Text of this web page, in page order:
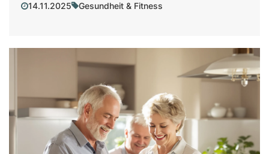
14.11.2025 Gesundheit & Fitness